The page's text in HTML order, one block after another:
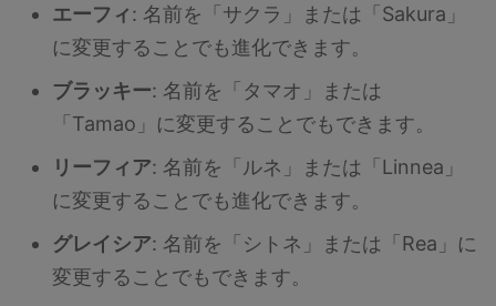
エーフィ: 名前を「サクラ」または「Sakura」
に変更することでも進化できます。
ブラッキー: 名前を「タマオ」または
「Tamao」に変更することでもできます。
リーフィア: 名前を「ルネ」または「Linnea」
に変更することでも進化できます。
グレイシア: 名前を「シトネ」または「Rea」に
変更することでもできます。